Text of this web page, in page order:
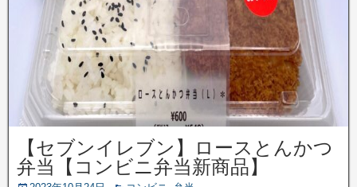
【セブンイレブン】ロースとんかつ
弁当【コンビニ弁当新商品】